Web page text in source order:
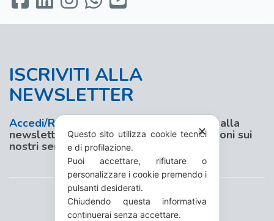
ISCRIVITI ALLA
NEWSLETTER
Accedi/Registrati al nostro sito e iscriviti alla
newsletter per aggiornamenti e promozioni sui
nostri servizi
✕
Questo sito utilizza cookie tecnici
e di profilazione.
Puoi accettare, rifiutare o
personalizzare i cookie premendo i
pulsanti desiderati.
Chiudendo questa informativa
continuerai senza accettare.